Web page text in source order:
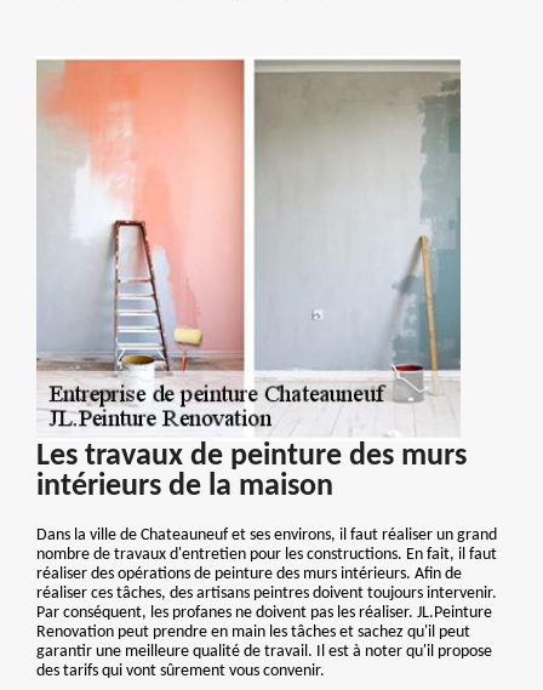
Les travaux de peinture des murs
intérieurs de la maison
Dans la ville de Chateauneuf et ses environs, il faut réaliser un grand
nombre de travaux d'entretien pour les constructions. En fait, il faut
réaliser des opérations de peinture des murs intérieurs. Afin de
réaliser ces tâches, des artisans peintres doivent toujours intervenir.
Par conséquent, les profanes ne doivent pas les réaliser. JL.Peinture
Renovation peut prendre en main les tâches et sachez qu'il peut
garantir une meilleure qualité de travail. Il est à noter qu'il propose
des tarifs qui vont sûrement vous convenir.